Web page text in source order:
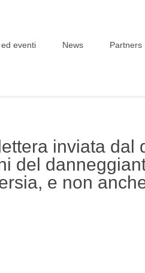
eventi News Partners
inviata dal
del
e non